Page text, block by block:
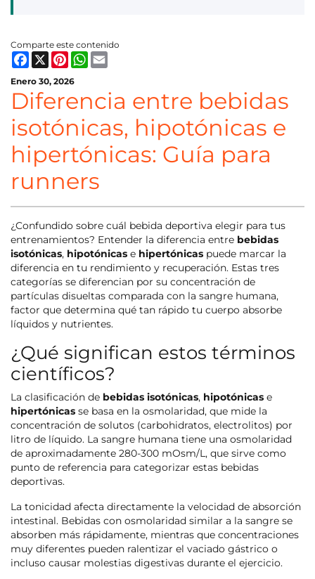
Comparte este contenido
Facebook
X PinterestWhatsApp
Enero 30, 2026
Diferencia entre bebidas
isotónicas, hipotónicas e
hipertónicas: Guía para
runners
¿Confundido sobre cuál bebida deportiva elegir para tus
entrenamientos? Entender la diferencia entre bebidas
isotónicas, hipotónicas e hipertónicas puede marcar la
diferencia en tu rendimiento y recuperación. Estas tres
categorías se diferencian por su concentración de
partículas disueltas comparada con la sangre humana,
factor que determina qué tan rápido tu cuerpo absorbe
líquidos y nutrientes.
¿Qué significan estos términos
científicos?
La clasificación de bebidas isotónicas, hipotónicas e
hipertónicas se basa en la osmolaridad, que mide la
concentración de solutos (carbohidratos, electrolitos) por
litro de líquido. La sangre humana tiene una osmolaridad
de aproximadamente 280-300 mOsm/L, que sirve como
punto de referencia para categorizar estas bebidas
deportivas.
La tonicidad afecta directamente la velocidad de absorción
intestinal. Bebidas con osmolaridad similar a la sangre se
absorben más rápidamente, mientras que concentraciones
muy diferentes pueden ralentizar el vaciado gástrico o
incluso causar molestias digestivas durante el ejercicio.